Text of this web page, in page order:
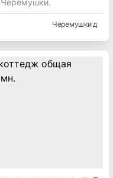
Черемушки д